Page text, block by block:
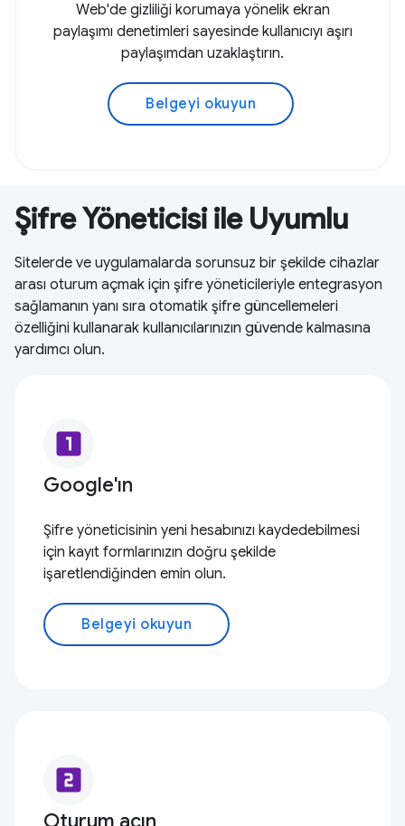
Web'de gizliliği korumaya yönelik ekran
paylaşımı denetimleri sayesinde kullanıcıyı aşırı
paylaşımdan uzaklaştırın.
Belgeyi okuyun
Şifre Yöneticisi ile Uyumlu
Sitelerde ve uygulamalarda sorunsuz bir şekilde cihazlar
arası oturum açmak için şifre yöneticileriyle entegrasyon
sağlamanın yanı sıra otomatik şifre güncellemeleri
özelliğini kullanarak kullanıcılarınızın güvende kalmasına
yardımcı olun.
looks_one
Google'ın
Şifre yöneticisinin yeni hesabınızı kaydedebilmesi
için kayıt formlarınızın doğru şekilde
işaretlendiğinden emin olun.
Belgeyi okuyun
looks_two
Oturum açın